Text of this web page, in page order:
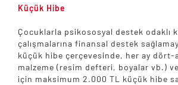
Küçük Hibe
Çocuklarla psikososyal destek odaklı
çalışmalarına finansal destek
küçük hibe çerçevesinde, her ay dört-
malzeme (resim defteri, boyalar vb.)
için maksimum 2.000 TL küçük hibe